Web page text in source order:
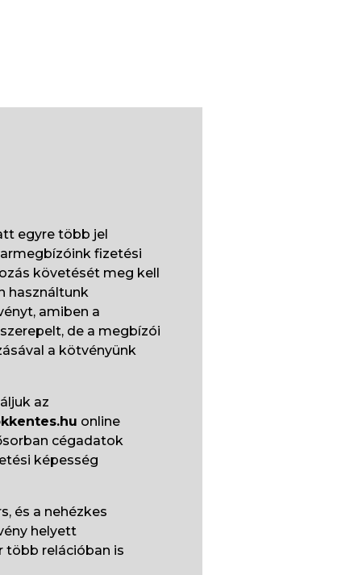
egyre több jel
fizetési
követését meg kell
használtunk
amiben a
de a megbízói
a kötvényünk
az
online
cégadatok
képesség
és a nehézkes
helyett
több relációban is